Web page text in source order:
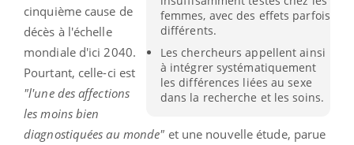
femmes, avec des effets parfois
différents.
Les chercheurs appellent ainsi
à intégrer systématiquement
les différences liées au sexe
dans la recherche et les soins.
cinquième cause de
décès à l'échelle
mondiale d'ici 2040.
Pourtant, celle-ci est
"l'une des affections
les moins bien
diagnostiquées au monde" et une nouvelle étude, parue